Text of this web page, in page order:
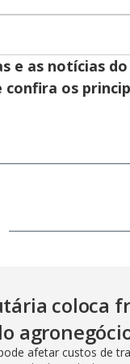
e as notícias do
confira os
coloca
afetar custos de